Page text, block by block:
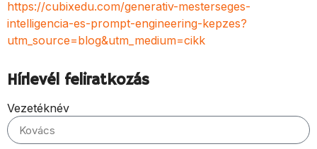
https://cubixedu.com/generativ-mesterseges-
intelligencia-es-prompt-engineering-kepzes?
utm_source=blog&utm_medium=cikk
Hírlevél feliratkozás
Vezetéknév